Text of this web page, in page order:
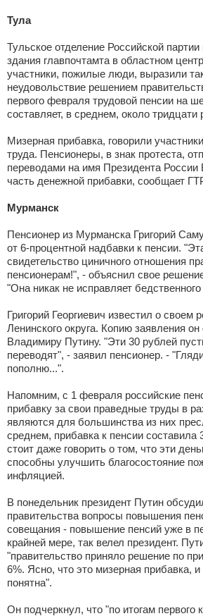
Тула
Тульское отделение Российской
здания главпочтамта в областном
участники, пожилые люди, выразили
неудовольствие решением
первого февраля трудовой пенсии на
составляет, в среднем, около тридцати
Мизерная прибавка, говорили
труда. Пенсионеры, в знак протеста,
переводами на имя Президента
часть денежной прибавки, сообщает
Мурманск
Пенсионер из Мурманска Григорий
от 6-процентной надбавки к пенсии.
свидетельство циничного отношения
пенсионерам!", - объяснил свое
"Она никак не исправляет
Григорий Георгиевич известил о
Ленинского округа. Копию заявления
Владимиру Путину. "Эти 30 рублей
переводят", - заявил пенсионер. -
пополню...".
Напомним, с 1 февраля российские
прибавку за свои праведные труды в
являются для большинства из них
среднем, прибавка к пенсии составила
стоит даже говорить о том, что эти
способны улучшить благосостояние
инфляцией.
В понедельник президент Путин
правительства вопросы повышения
совещания - повышение пенсий уже в
крайней мере, так велел президент.
"правительство приняло решение по
6%. Ясно, что это мизерная прибавка,
понятна".
Он подчеркнул, что "по итогам первого